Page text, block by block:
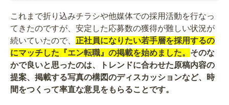
これまで折り込みチラシや他媒体での採用活動を行なっ
てきたのですが、安定した応募数の獲得が難しい状況が
続いていたので、 正社員になりたい若手層を採用するの
にマッチした『エン転職』の掲載を始めました。 そのな
かで良いと思ったのは、トレンドに合わせた原稿内容の
提案、掲載する写真の構図のディスカッションなど、時
間をつくって率直な意見をもらることです。